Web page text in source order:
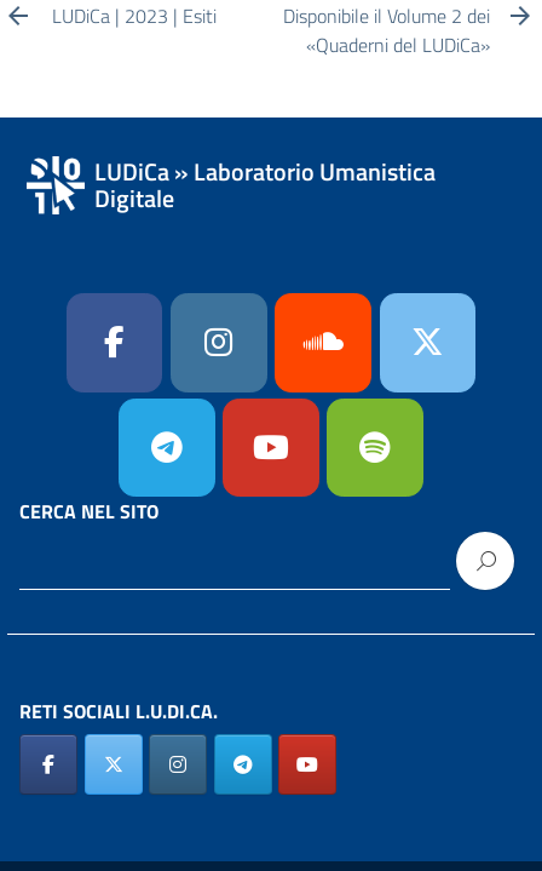
LUDiCa | 2023 | Esiti
Disponibile il Volume 2 dei
«Quaderni del LUDiCa»
LUDiCa » Laboratorio Umanistica
Digitale
CERCA NEL SITO
RETI SOCIALI L.U.DI.CA.